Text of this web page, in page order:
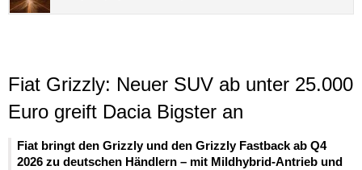
Fiat Grizzly: Neuer SUV ab unter 25.000
Euro greift Dacia Bigster an
Fiat bringt den Grizzly und den Grizzly Fastback ab Q4
2026 zu deutschen Händlern – mit Mildhybrid-Antrieb und